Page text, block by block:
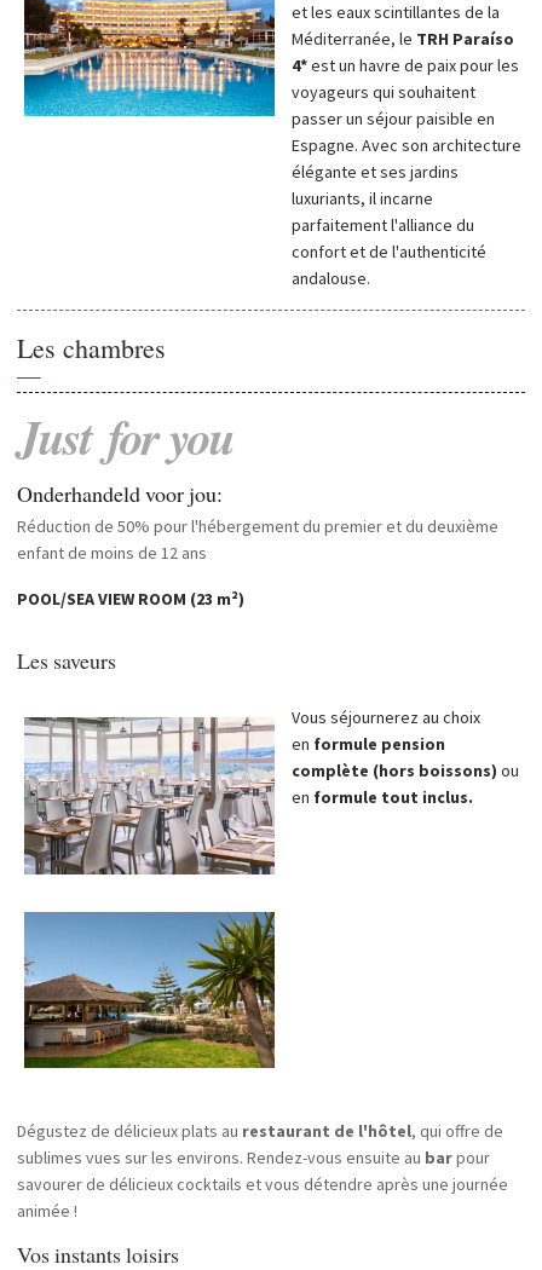
et les eaux scintillantes de la
Méditerranée, le TRH Paraíso
4*est un havre de paix pour les
voyageurs qui souhaitent
passer un séjour paisible en
Espagne. Avec son architecture
élégante et ses jardins
luxuriants, il incarne
parfaitement l'alliance du
confort et de l'authenticité
andalouse.
Les chambres
—
Just foryou
Onderhandeld voor jou:
Réduction de 50% pour l'hébergement du premier et du deuxième
enfant de moins de 12 ans
POOL/SEA VIEW ROOM (23 m²)
Les saveurs
Vous séjournerez au choix
en formule pension
complète (hors boissons) ou
en formule tout inclus.
Dégustez de délicieux plats au restaurant de l'hôtel, qui offre de
sublimes vues sur les environs. Rendez-vous ensuite au barpour
savourer de délicieux cocktails et vous détendre après une journée
animée !
Vos instants loisirs